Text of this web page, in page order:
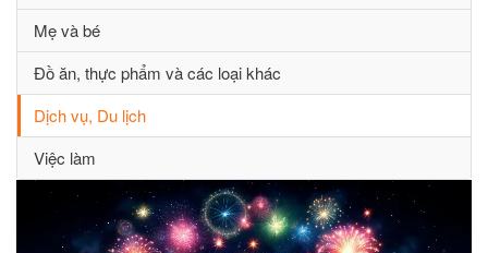
Mẹ và bé
Đồ ăn, thực phẩm và các loại khác
Dịch vụ, Du lịch
Việc làm